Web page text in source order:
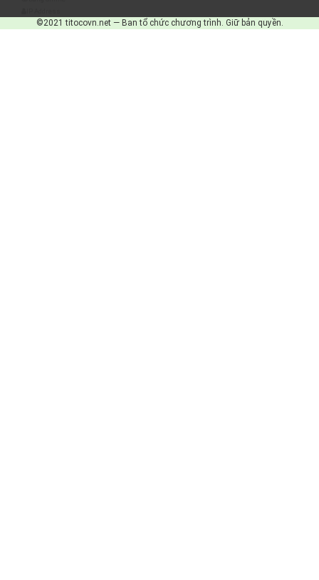
©2021 titocovn.net — Ban tổ chức chương trình. Giữ bản quyền.